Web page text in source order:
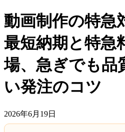
動画制作の特急
最短納期と特急
場、急ぎでも品
い発注のコツ
2026年6月19日